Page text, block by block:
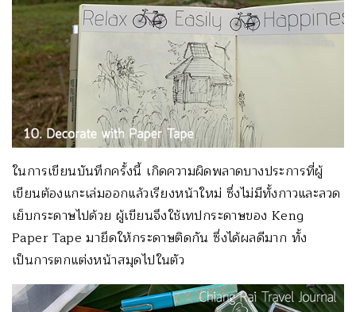
ในการเขียนบันทึกครั้งนี้ เกิดความผิดพลาดบางประการที่ผู้
เขียนต้องแกะเล่มออกแล้วเรียงหน้าใหม่ ซึ่งไม่มีทั้งกาวและลวด
เย็บกระดาษไปด้วย ผู้เขียนจึงใช้เทปกระดาษของ Keng
Paper Tape มายึดให้กระดาษติดกัน ซึ่งได้ผลดีมาก ทั้ง
เป็นการตกแต่งหน้าสมุดไปในตัว